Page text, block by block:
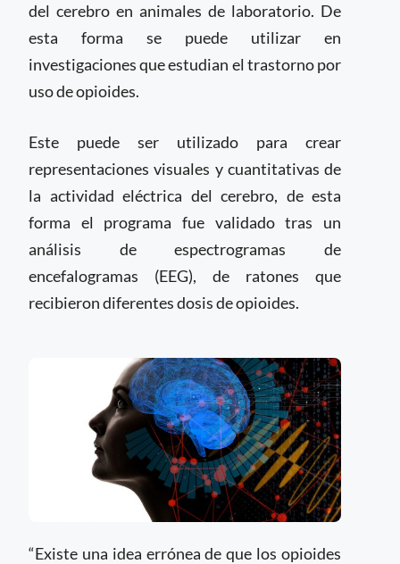
del cerebro en animales de laboratorio. De
esta forma se puede utilizar en
investigaciones que estudian el trastorno por
uso de opioides.
Este puede ser utilizado para crear
representaciones visuales y cuantitativas de
la actividad eléctrica del cerebro, de esta
forma el programa fue validado tras un
análisis de espectrogramas de
encefalogramas (EEG), de ratones que
recibieron diferentes dosis de opioides.
“Existe una idea errónea de que los opioides